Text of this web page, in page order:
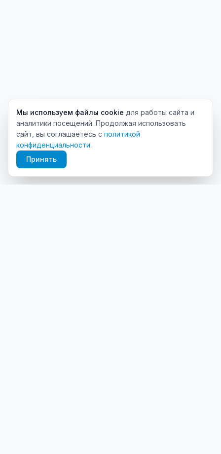
Мы используем файлы cookie для работы сайта и
аналитики посещений. Продолжая использовать
сайт, вы соглашаетесь с политикой
конфиденциальности.
Принять